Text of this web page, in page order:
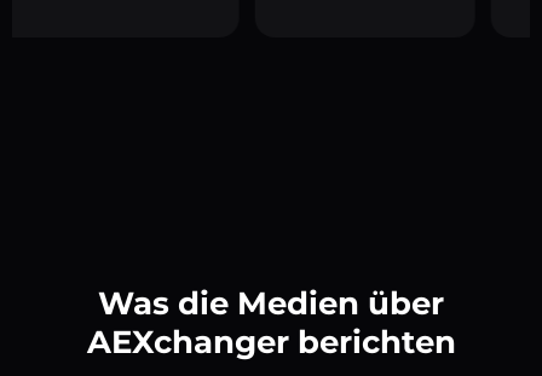
Was die Medien über
AEXchanger berichten